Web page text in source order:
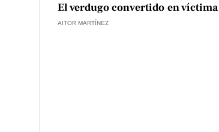
El verdugo convertido en víctima
AITOR MARTÍNEZ